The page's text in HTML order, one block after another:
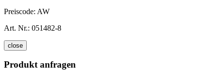
Preiscode: AW
Art. Nr.: 051482-8
close
Produkt anfragen